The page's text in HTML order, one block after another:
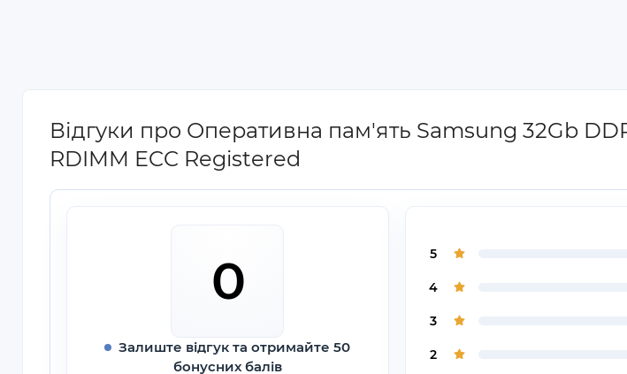
Відгуки про Оперативна пам'ять Samsung 32Gb
RDIMM ECC Registered
0
Залиште відгук та отримайте 50
бонусних балів
5
4
3
2